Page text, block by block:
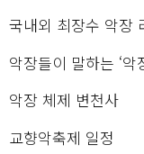
국내외 최장수 악장
악장들이 말하는 ‘악
악장 체제 변천사
교향악축제 일정